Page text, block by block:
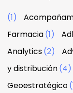
(1)
Farmacia(1)
Analytics(2)
y distribución(4)
Geoestratégico